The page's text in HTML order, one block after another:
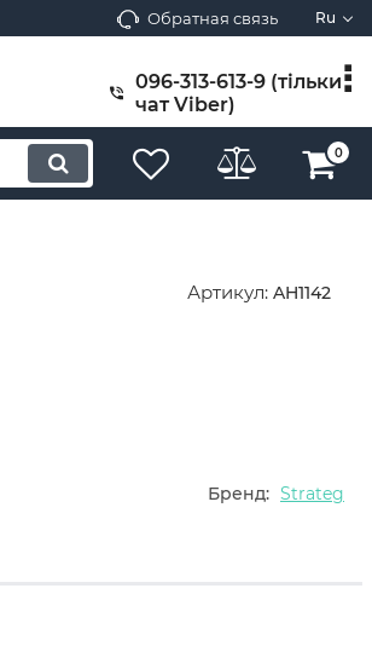
Обратная связь Ru
096-313-613-9 (тільки
чат Viber)
0
Артикул: AH1142
Бренд: Strateg